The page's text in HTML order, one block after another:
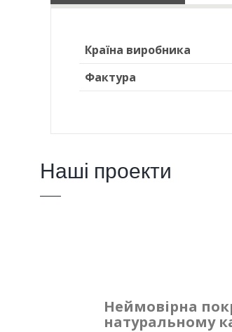
Країна виробника
Фактура
Наші проекти
Неймовірна
натуральному